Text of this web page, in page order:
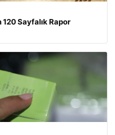
Sayfalık Rapor